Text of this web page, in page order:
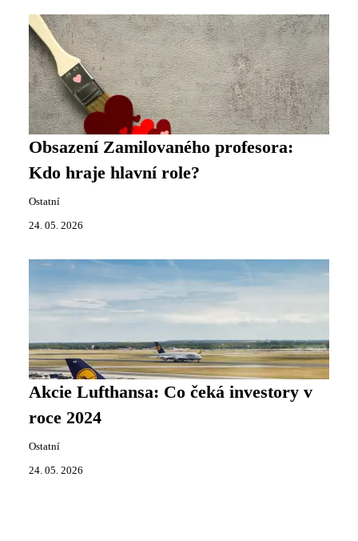
Obsazení Zamilovaného profesora:
Kdo hraje hlavní role?
Ostatní
24. 05. 2026
Akcie Lufthansa: Co čeká investory v
roce 2024
Ostatní
24. 05. 2026